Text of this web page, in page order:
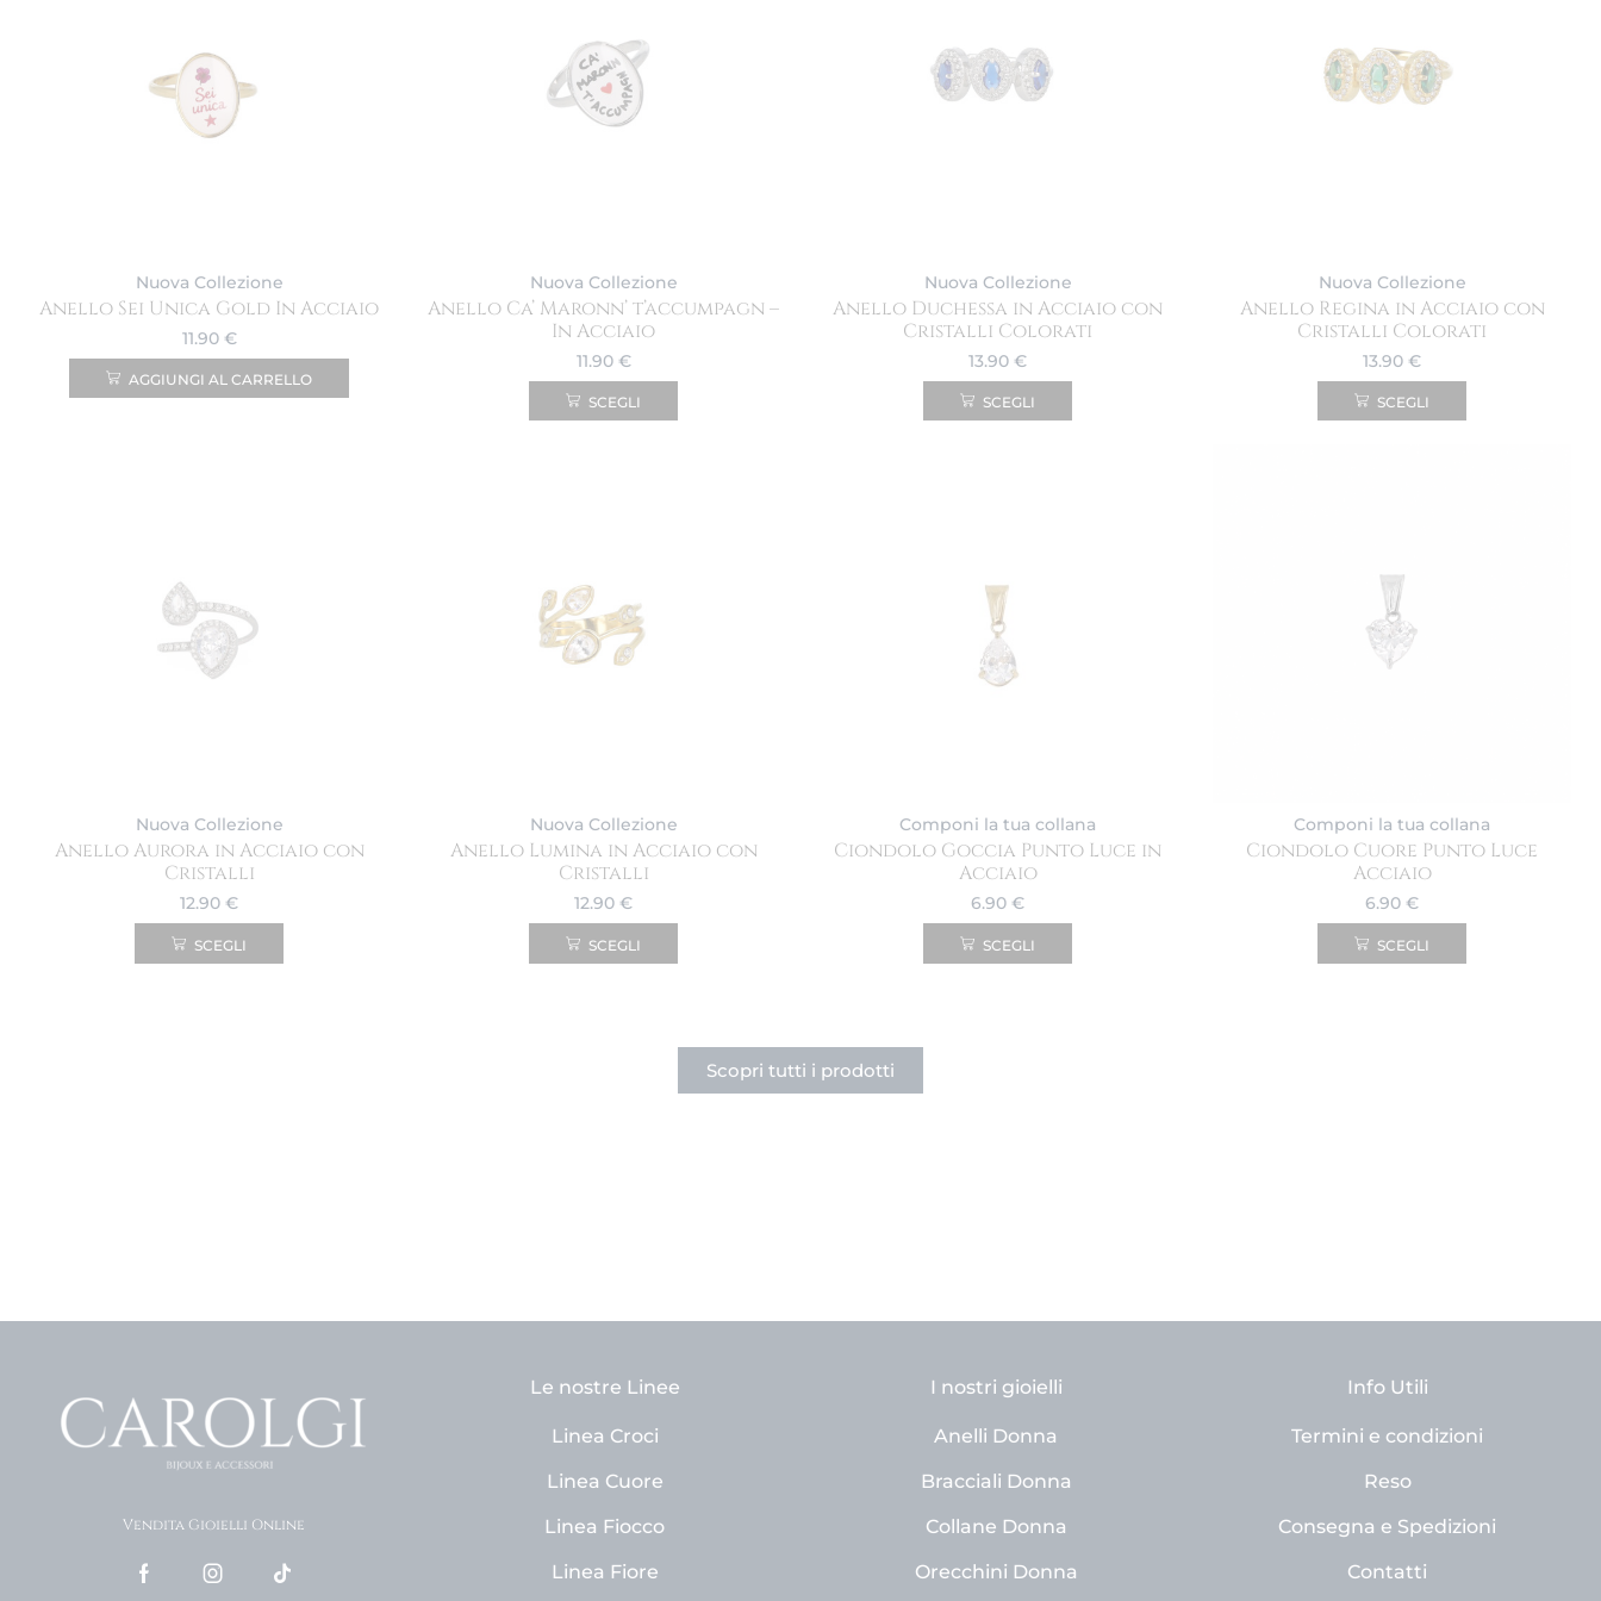
Nuova Collezione
Anello Sei Unica Gold In Acciaio
11.90 €
AGGIUNGI AL CARRELLO
Nuova Collezione
Anello Ca’ Maronn’ t’accumpagn –
In Acciaio
11.90 €
SCEGLI
Nuova Collezione
Anello Duchessa in Acciaio con
Cristalli Colorati
13.90 €
SCEGLI
Nuova Collezione
Anello Regina in Acciaio con
Cristalli Colorati
13.90 €
SCEGLI
Nuova Collezione
Anello Aurora in Acciaio con
Cristalli
12.90 €
SCEGLI
Nuova Collezione
Anello Lumina in Acciaio con
Cristalli
12.90 €
SCEGLI
Componi la tua collana
Ciondolo Goccia Punto Luce in
Acciaio
6.90 €
SCEGLI
Componi la tua collana
Ciondolo Cuore Punto Luce
Acciaio
6.90 €
SCEGLI
Scopri tutti i prodotti
Vendita Gioielli Online
Le nostre Linee
Linea Croci
Linea Cuore
Linea Fiocco
Linea Fiore
I nostri gioielli
Anelli Donna
Bracciali Donna
Collane Donna
Orecchini Donna
Info Utili
Termini e condizioni
Reso
Consegna e Spedizioni
Contatti